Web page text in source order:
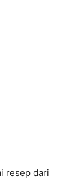
resep dari